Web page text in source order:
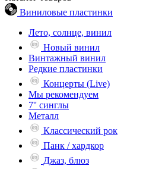
Виниловые пластинки
Лето, солнце, винил
Новый винил
Винтажный винил
Редкие пластинки
Концерты (Live)
Мы рекомендуем
7'' синглы
Металл
Классический рок
Панк / хардкор
Джаз, блюз